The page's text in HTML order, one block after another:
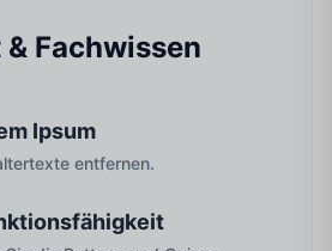
Fachwissen
Ipsum
entfernen.